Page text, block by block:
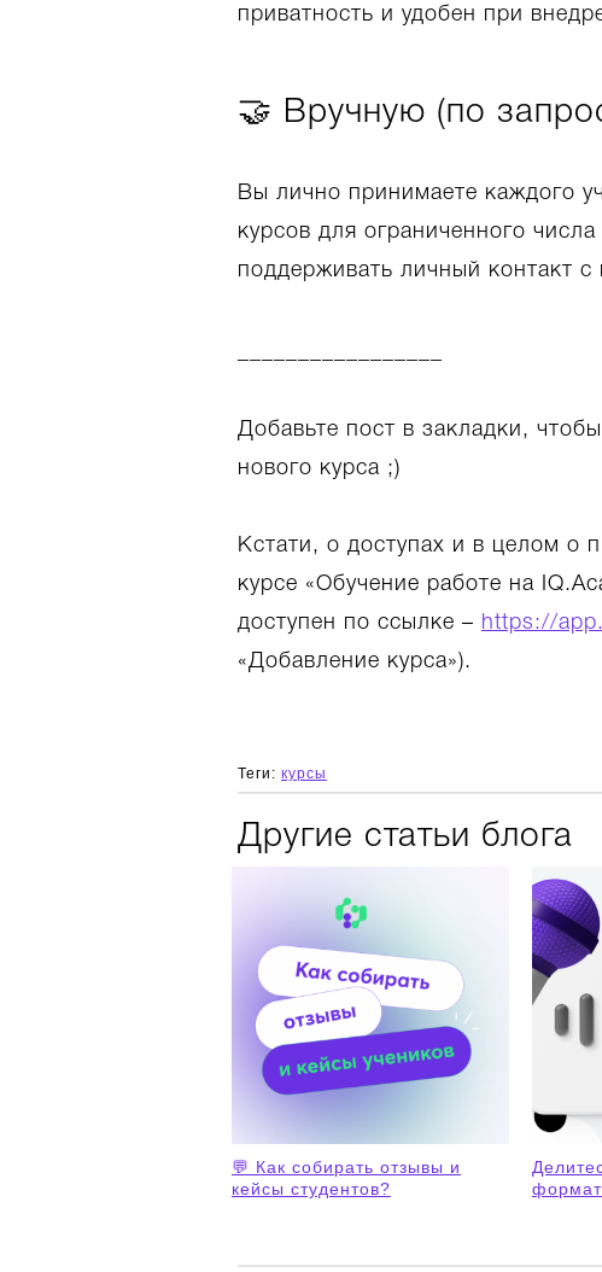
приватность и удобен при
🤝 Вручную (по
Вы лично принимаете каждого
курсов для ограниченного
поддерживать личный контакт
Добавьте пост в закладки,
нового курса ;)
Кстати, о доступах и в целом о
курсе «Обучение работе на
доступен по ссылке – https://
«Добавление курса»).
Теги: курсы
Другие статьи блога
💬 Как собирать отзывы и
кейсы студентов?